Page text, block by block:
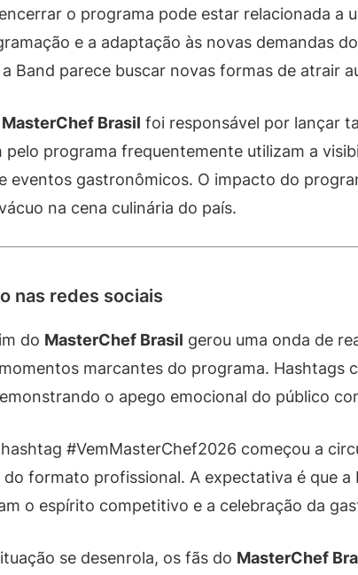
o programa pode estar relacionada a
e a adaptação às novas demandas
Band parece buscar novas formas de atrair
MasterChef Brasil foi responsável por lançar
pelo programa frequentemente utilizam a
eventos gastronômicos. O impacto do
na cena culinária do país.
nas redes sociais
do MasterChef Brasil gerou uma onda de
marcantes do programa.
o apego emocional do público
#VemMasterChef2026 começou a
do formato profissional. A expectativa é que
o espírito competitivo e a celebração da
se desenrola, os fãs do MasterChef